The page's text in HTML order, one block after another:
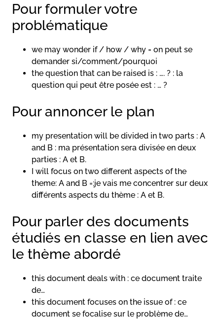
Pour formuler votre
problématique
we may wonder if / how / why = on peut se
demander si/comment/pourquoi
the question that can be raised is : …. ? : la
question qui peut être posée est : … ?
Pour annoncer le plan
my presentation will be divided in two parts : A
and B : ma présentation sera divisée en deux
parties : A et B.
I will focus on two different aspects of the
theme: A and B =:je vais me concentrer sur deux
différents aspects du thème : A et B.
Pour parler des documents
étudiés en classe en lien avec
le thème abordé
this document deals with : ce document traite
de…
this document focuses on the issue of : ce
document se focalise sur le problème de…